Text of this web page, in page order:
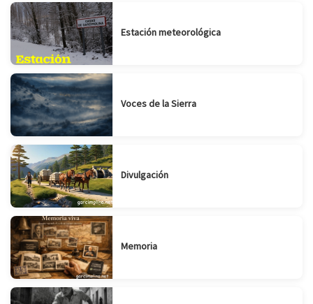
Estación meteorológica
Voces de la Sierra
Divulgación
Memoria